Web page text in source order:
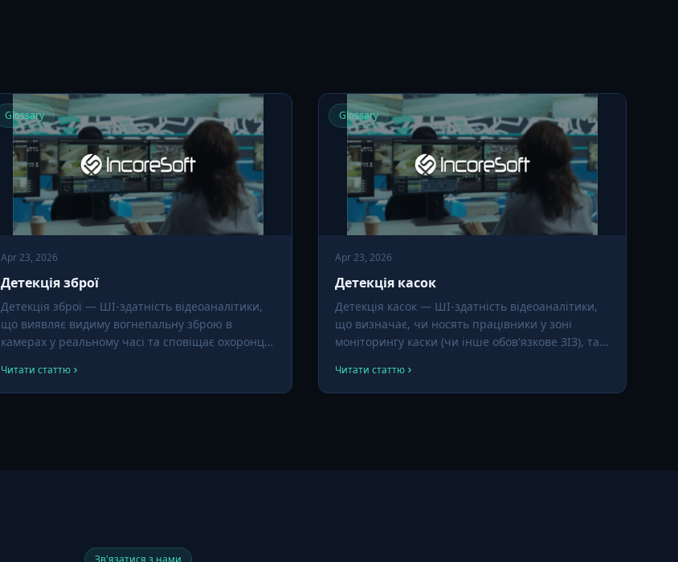
Glossary
Apr 23, 2026
Детекція зброї
Детекція зброї — ШІ-здатність відеоаналітики,
що виявляє видиму вогнепальну зброю в
камерах у реальному часі та сповіщає охоронців
школах, транспорті, рітейлі, державних будівлях
— це може скоротити час реакції з хвилин до
Читати статтю
Glossary
Apr 23, 2026
Детекція касок
Детекція касок — ШІ-здатність відеоаналітики,
що визначає, чи носять працівники у зоні
моніторингу каски (чи інше обов'язкове ЗІЗ), та
недотриманні. Це один із найпоширеніших
вхідних модулів ШІ-аналітики на промислових
Читати статтю
Зв'язатися з нами